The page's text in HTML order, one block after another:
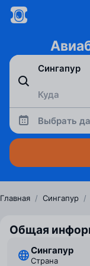
Выбрать
Главная / Сингапур /
Общая
Сингапур
Страна